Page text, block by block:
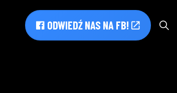
ODWIEDŹ NAS NA FB!